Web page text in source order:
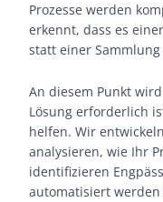
Prozesse werden
erkennt, dass es
statt einer
An diesem Punkt
Lösung erforderlich
helfen. Wir
analysieren, wie Ihr
identifizieren
automatisiert